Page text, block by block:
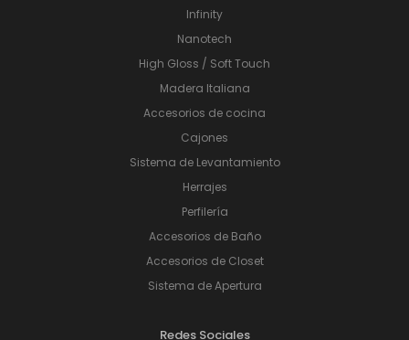
Infinity
Nanotech
High Gloss / Soft Touch
Madera Italiana
Accesorios de cocina
Cajones
Sistema de Levantamiento
Herrajes
Perfilería
Accesorios de Baño
Accesorios de Closet
Sistema de Apertura
Redes Sociales